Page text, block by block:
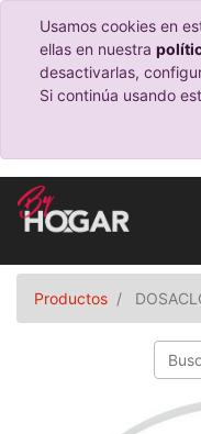
Usamos cookies en
ellas en nuestra
desactivarlas,
Si continúa usando
Productos